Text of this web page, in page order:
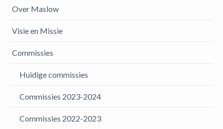
Over Maslow
Visie en Missie
Commissies
Huidige commissies
Commissies 2023-2024
Commissies 2022-2023